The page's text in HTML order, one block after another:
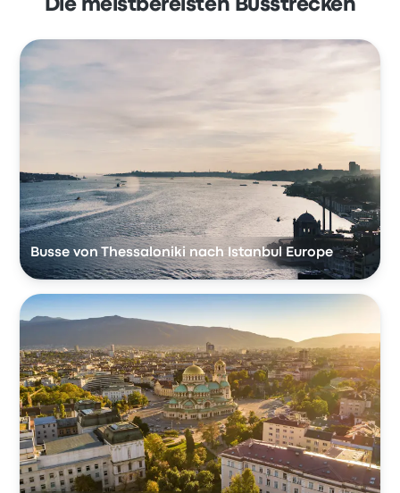
Die meistbereisten Busstrecken
Busse von Thessaloniki nach Istanbul Europe